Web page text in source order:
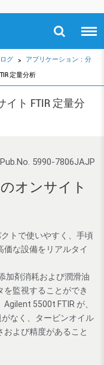
グ
アプリケーション：分
定量分析
ト FTIR 定量分
Pub.No. 5990-7806JAJP
オンサイト
トで使いやすく、手頃
価な設備をリアルタイ
加剤消耗および潤滑油
監視することができ
5500t FTIR が、
なく、タービンオイル
よび精度があること